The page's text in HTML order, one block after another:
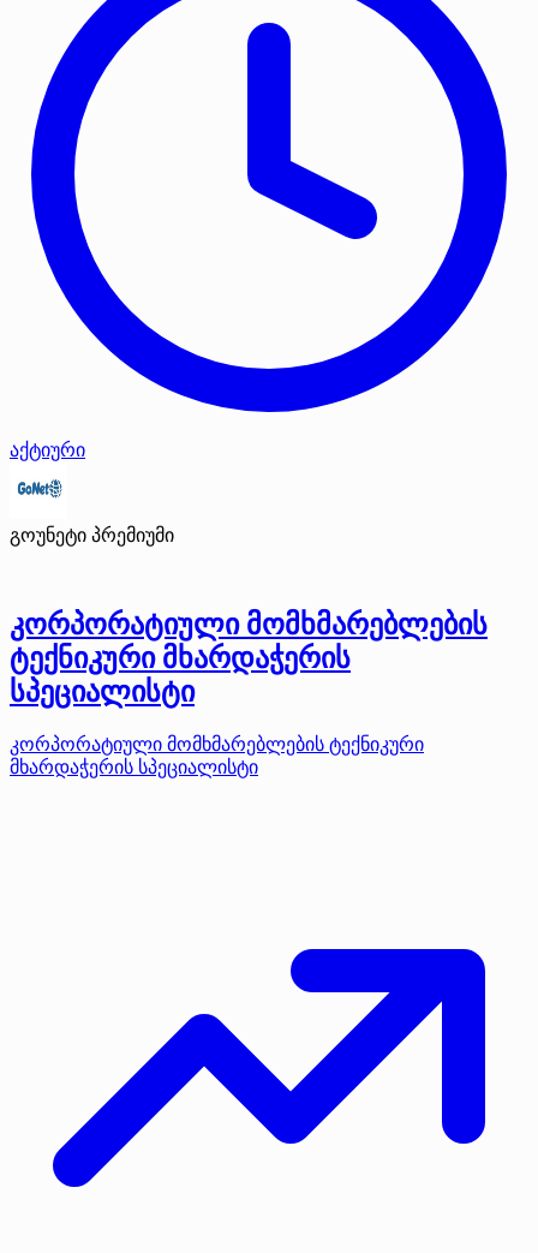
აქტიური
გოუნეტი პრემიუმი
კორპორატიული მომხმარებლების
ტექნიკური მხარდაჭერის
სპეციალისტი
კორპორატიული მომხმარებლების ტექნიკური
მხარდაჭერის სპეციალისტი